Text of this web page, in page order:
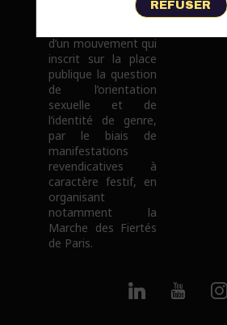
Depuis maintenant
d’un mouvement qui
inscrit sur la place
publique la question
de l’orientation
sexuelle et de
l’identité de genre,
par le biais de
manifestations
revendicatives à
caractère festif, en
organisant
notamment la
Marche des Fiertés
de Paris.
REFUSER